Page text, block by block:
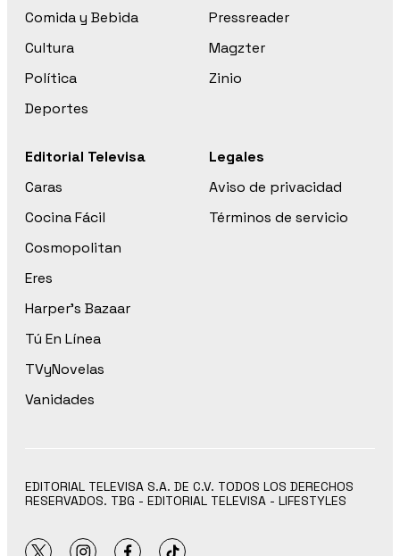
Comida y Bebida
Cultura
Política
Deportes
Pressreader
Magzter
Zinio
Editorial Televisa
Caras
Cocina Fácil
Cosmopolitan
Eres
Harper’s Bazaar
Tú En Línea
TVyNovelas
Vanidades
Legales
Aviso de privacidad
Términos de servicio
EDITORIAL TELEVISA S.A. DE C.V. TODOS LOS DERECHOS
RESERVADOS. TBG - EDITORIAL TELEVISA - LIFESTYLES